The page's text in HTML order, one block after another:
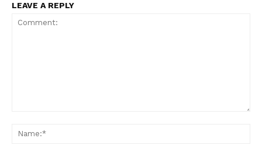
LEAVE A REPLY